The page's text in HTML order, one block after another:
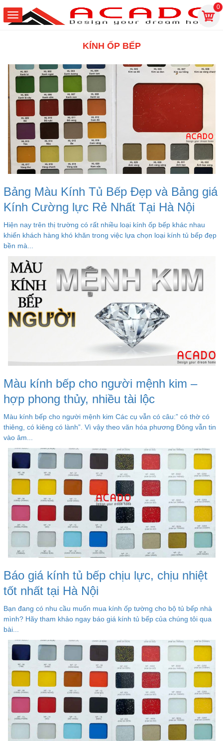
0
KÍNH ỐP BẾP
Bảng Màu Kính Tủ Bếp Đẹp và Bảng giá
Kính Cường lực Rẻ Nhất Tại Hà Nội
Hiện nay trên thị trường có rất nhiều loại kính ốp bếp khác nhau
khiến khách hàng khó khăn trong việc lựa chọn loại kính tủ bếp đẹp
bền mà...
Màu kính bếp cho người mệnh kim –
hợp phong thủy, nhiều tài lộc
Màu kính bếp cho người mệnh kim Các cụ vẫn có câu:” có thờ có
thiêng, có kiêng có lành”. Vì vậy theo văn hóa phương Đông vẫn tin
vào âm...
Báo giá kính tủ bếp chịu lực, chịu nhiệt
tốt nhất tại Hà Nội
Bạn đang có nhu cầu muốn mua kính ốp tường cho bộ tủ bếp nhà
mình? Hãy tham khảo ngay báo giá kính tủ bếp của chúng tôi qua
bài...